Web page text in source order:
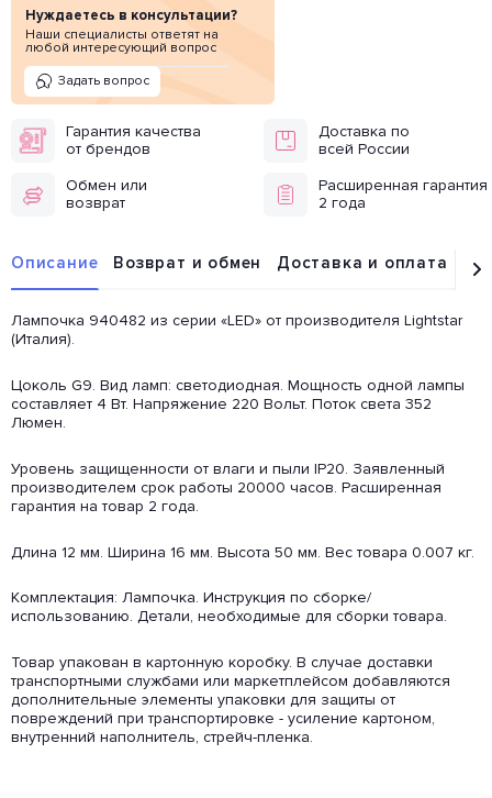
Нуждаетесь в консультации?
Наши специалисты ответят на
любой интересующий вопрос
Задать вопрос
Гарантия качества
от брендов
Доставка по
всей России
Обмен или
возврат
Расширенная гарантия
2 года
Описание Возврат и обмен Доставка и оплата
Лампочка 940482 из серии «LED» от производителя Lightstar
(Италия).
Цоколь G9. Вид ламп: светодиодная. Мощность одной лампы
составляет 4 Вт. Напряжение 220 Вольт. Поток света 352
Люмен.
Уровень защищенности от влаги и пыли IP20. Заявленный
производителем срок работы 20000 часов. Расширенная
гарантия на товар 2 года.
Длина 12 мм. Ширина 16 мм. Высота 50 мм. Вес товара 0.007 кг.
Комплектация: Лампочка. Инструкция по сборке/
использованию. Детали, необходимые для сборки товара.
Товар упакован в картонную коробку. В случае доставки
транспортными службами или маркетплейсом добавляются
дополнительные элементы упаковки для защиты от
повреждений при транспортировке - усиление картоном,
внутренний наполнитель, стрейч-пленка.